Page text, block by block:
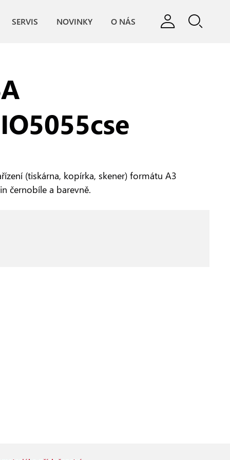
SERVIS NOVINKY O NÁS
(tiskárna, kopírka, skener) formátu A3
černobíle a barevně.